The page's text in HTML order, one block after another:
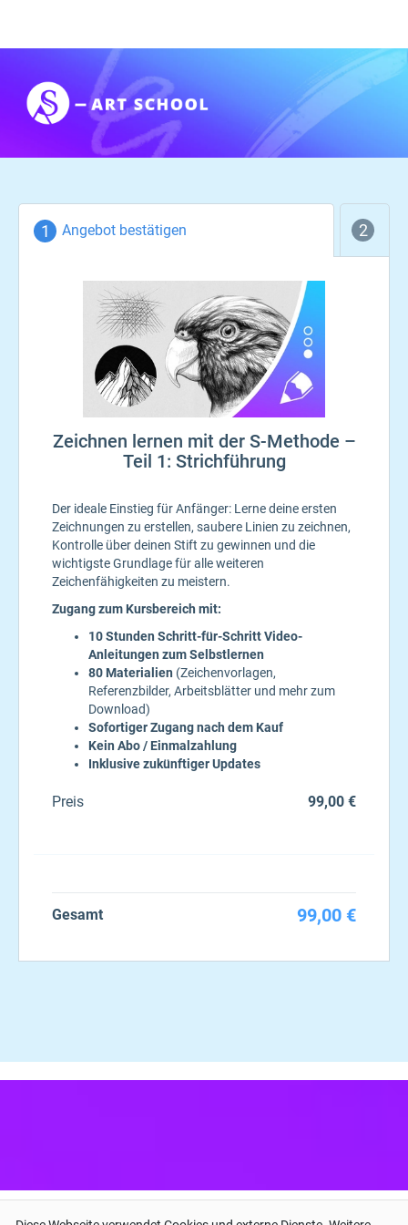
Angebot bestätigen
Zeichnen lernen mit der S-Methode –
Teil 1: Strichführung
Der ideale Einstieg für Anfänger: Lerne deine ersten
Zeichnungen zu erstellen, saubere Linien zu zeichnen,
Kontrolle über deinen Stift zu gewinnen und die
wichtigste Grundlage für alle weiteren
Zeichenfähigkeiten zu meistern.
Zugang zum Kursbereich mit:
10 Stunden Schritt-für-Schritt Video-
Anleitungen zum Selbstlernen
80 Materialien (Zeichenvorlagen,
Referenzbilder, Arbeitsblätter und mehr zum
Download)
Sofortiger Zugang nach dem Kauf
Kein Abo / Einmalzahlung
Inklusive zukünftiger Updates
Preis 99,00 €
Gesamt 99,00 €